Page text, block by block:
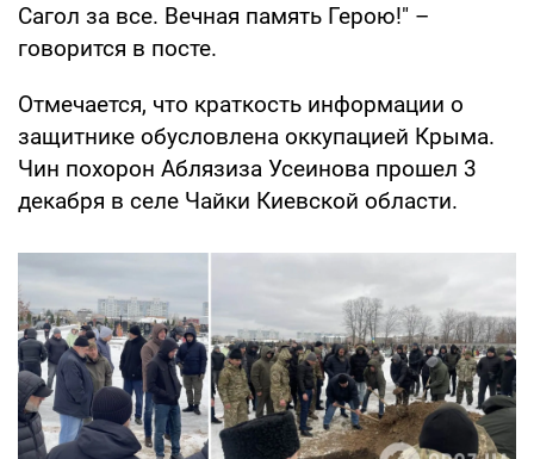
Сагол за все. Вечная память Герою!" –
говорится в посте.
Отмечается, что краткость информации о
защитнике обусловлена оккупацией Крыма.
Чин похорон Аблязиза Усеинова прошел 3
декабря в селе Чайки Киевской области.